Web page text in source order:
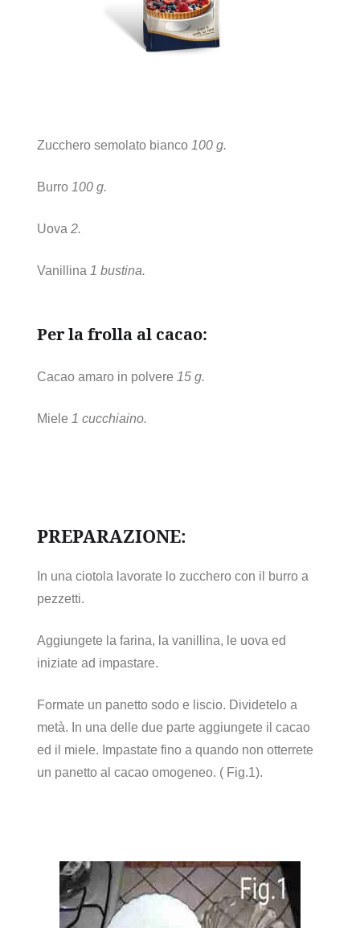
Zucchero semolato bianco 100 g.
Burro 100 g.
Uova 2.
Vanillina 1 bustina.
Per la frolla al cacao:
Cacao amaro in polvere 15 g.
Miele 1 cucchiaino.
PREPARAZIONE:
In una ciotola lavorate lo zucchero con il burro a
pezzetti.
Aggiungete la farina, la vanillina, le uova ed
iniziate ad impastare.
Formate un panetto sodo e liscio. Dividetelo a
metà. In una delle due parte aggiungete il cacao
ed il miele. Impastate fino a quando non otterrete
un panetto al cacao omogeneo. ( Fig.1).